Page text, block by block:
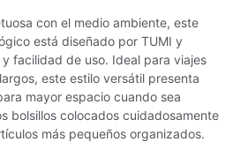
con el medio ambiente, este
está diseñado por TUMI y
facilidad de uso. Ideal para viajes
este estilo versátil presenta
mayor espacio cuando sea
bolsillos colocados cuidadosamente
más pequeños organizados.